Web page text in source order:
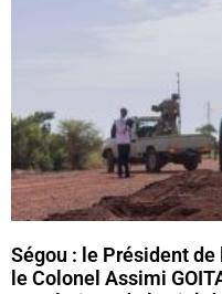
Ségou : le Président
le Colonel Assimi